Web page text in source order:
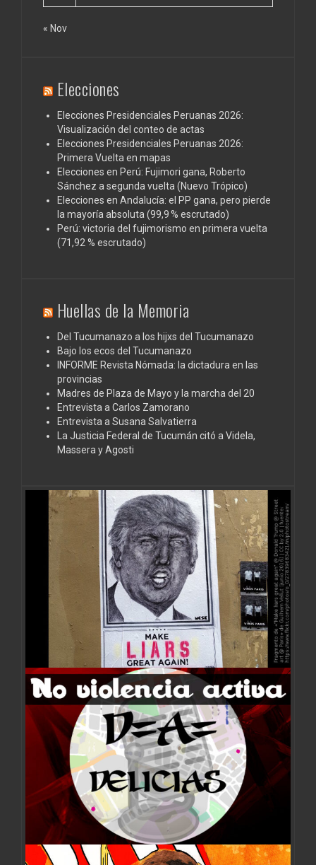
« Nov
Elecciones
Elecciones Presidenciales Peruanas 2026:
Visualización del conteo de actas
Elecciones Presidenciales Peruanas 2026:
Primera Vuelta en mapas
Elecciones en Perú: Fujimori gana, Roberto
Sánchez a segunda vuelta (Nuevo Trópico)
Elecciones en Andalucía: el PP gana, pero pierde
la mayoría absoluta (99,9 % escrutado)
Perú: victoria del fujimorismo en primera vuelta
(71,92 % escrutado)
Huellas de la Memoria
Del Tucumanazo a los hijxs del Tucumanazo
Bajo los ecos del Tucumanazo
INFORME Revista Nómada: la dictadura en las
provincias
Madres de Plaza de Mayo y la marcha del 20
Entrevista a Carlos Zamorano
Entrevista a Susana Salvatierra
La Justicia Federal de Tucumán citó a Videla,
Massera y Agosti